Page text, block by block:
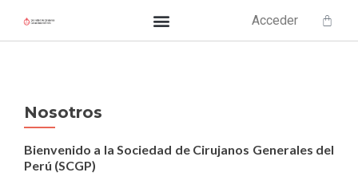
Acceder
Nosotros
Bienvenido a la Sociedad de Cirujanos Generales del
Perú (SCGP)